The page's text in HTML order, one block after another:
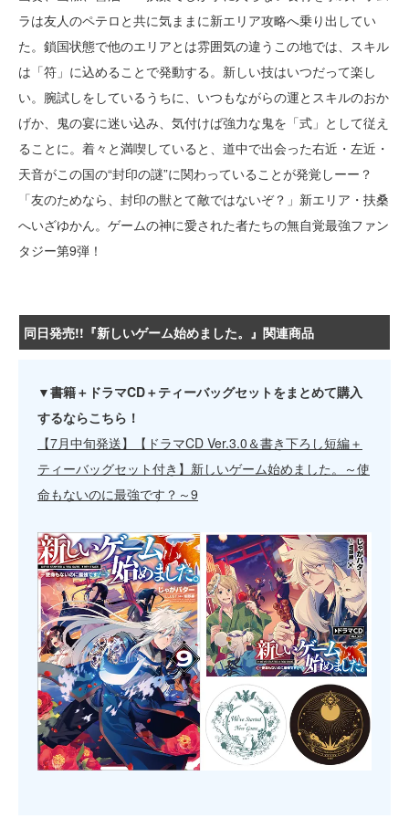
ラは友人のペテロと共に気ままに新エリア攻略へ乗り出してい
た。鎖国状態で他のエリアとは雰囲気の違うこの地では、スキル
は「符」に込めることで発動する。新しい技はいつだって楽し
い。腕試しをしているうちに、いつもながらの運とスキルのおか
げか、鬼の宴に迷い込み、気付けば強力な鬼を「式」として従え
ることに。着々と満喫していると、道中で出会った右近・左近・
天音がこの国の“封印の謎”に関わっていることが発覚しーー？
「友のためなら、封印の獣とて敵ではないぞ？」新エリア・扶桑
へいざゆかん。ゲームの神に愛された者たちの無自覚最強ファン
タジー第9弾！
同日発売!!『新しいゲーム始めました。』関連商品
▼書籍＋ドラマCD＋ティーバッグセットをまとめて購入
するならこちら！
【7月中旬発送】【ドラマCD Ver.3.0＆書き下ろし短編＋
ティーバッグセット付き】新しいゲーム始めました。～使
命もないのに最強です？～9